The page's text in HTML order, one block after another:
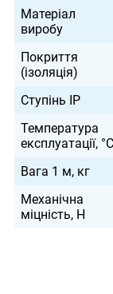
Матеріал
виробу
Покриття
(ізоляція)
Ступінь IP
Температура
експлуатації, °С
Вага 1 м, кг
Механічна
міцність, Н